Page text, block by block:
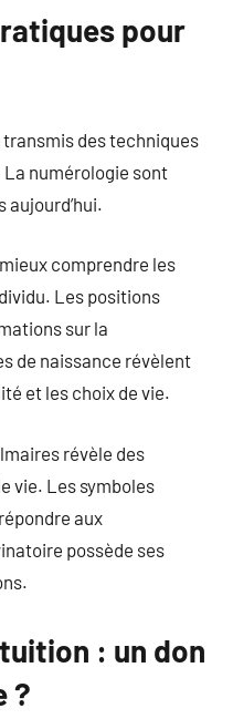
pour
des techniques
La numérologie sont
comprendre les
Les positions
sur la
de naissance révèlent
et les choix de vie.
révèle des
vie. Les symboles
aux
possède ses
: un don
?